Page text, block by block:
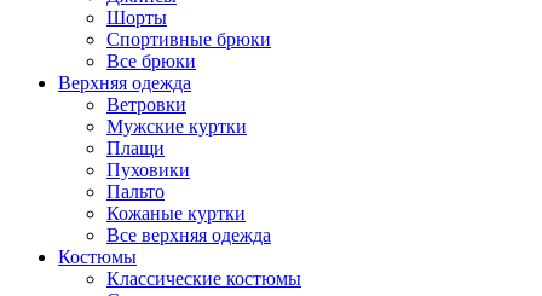
Шорты
Спортивные брюки
Все брюки
Верхняя одежда
Ветровки
Мужские куртки
Плащи
Пуховики
Пальто
Кожаные куртки
Все верхняя одежда
Костюмы
Классические костюмы